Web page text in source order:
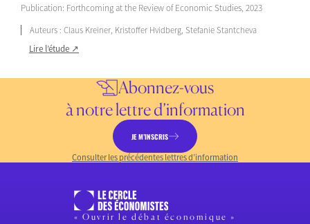
Publication: Forthcoming at the Review of Economic Studies, 2023
Auteurs : Claus Kreiner, Kristoffer Hvidberg, Stefanie Stantcheva
Lire l’étude ↗
Abonnez-vous
à notre lettre d’information
JE M’INSCRIS
Consulter les précédentes lettres d’information
« Ouvrir le débat économique »